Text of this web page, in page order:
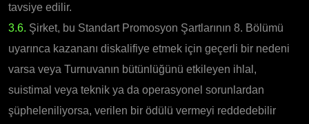
tavsiye edilir.
3.6. Şirket, bu Standart Promosyon Şartlarının 8. Bölümü
uyarınca kazananı diskalifiye etmek için geçerli bir nedeni
varsa veya Turnuvanın bütünlüğünü etkileyen ihlal,
suistimal veya teknik ya da operasyonel sorunlardan
şüpheleniliyorsa, verilen bir ödülü vermeyi reddedebilir